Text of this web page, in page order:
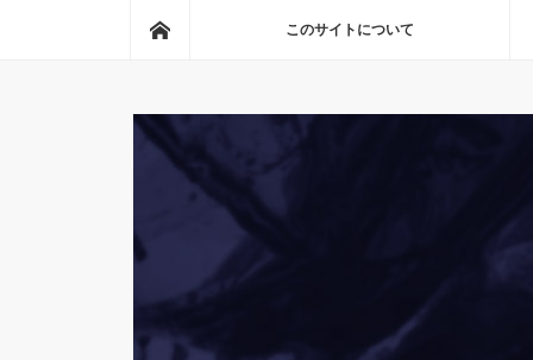
このサイトについて